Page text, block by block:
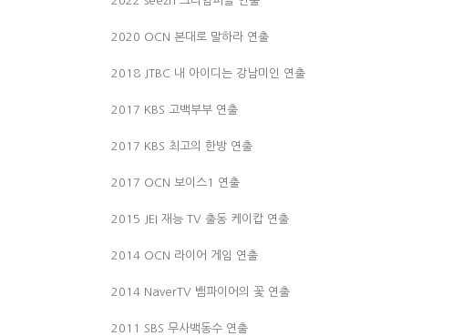
2020 OCN 본대로 말하라 연출
2018 JTBC 내 아이디는 강남미인 연출
2017 KBS 고백부부 연출
2017 KBS 최고의 한방 연출
2017 OCN 보이스1 연출
2015 JEI 재능 TV 출동 케이캅 연출
2014 OCN 라이어 게임 연출
2014 NaverTV 뱀파이어의 꽃 연출
2011 SBS 무사백동수 연출